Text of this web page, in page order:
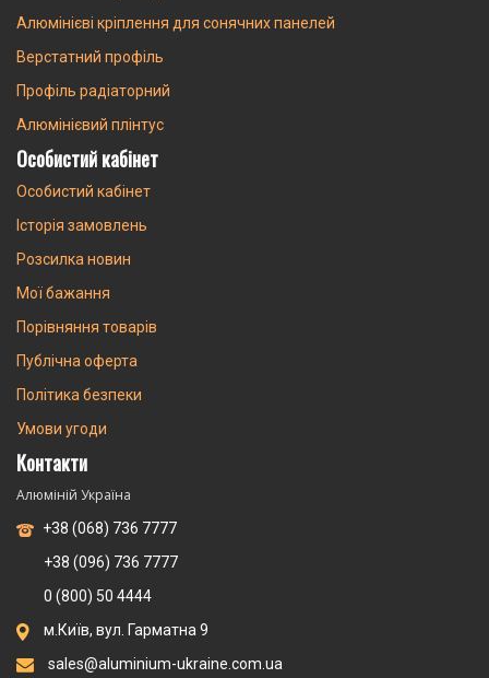
Алюмінієві кріплення для сонячних панелей
Верстатний профіль
Профіль радіаторний
Алюмінієвий плінтус
Особистий кабінет
Особистий кабінет
Історія замовлень
Розсилка новин
Мої бажання
Порівняння товарів
Публічна оферта
Політика безпеки
Умови угоди
Контакти
Алюміній Україна
+38 (068) 736 7777
+38 (096) 736 7777
0 (800) 50 4444
м.Київ, вул. Гарматна 9
sales@aluminium-ukraine.com.ua